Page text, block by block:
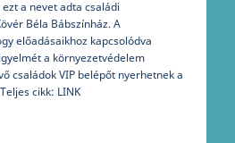
a nevet adta családi
Béla Bábszínház. A
előadásaikhoz kapcsolódva
a környezetvédelem
családok VIP belépőt nyerhetnek a
cikk: LINK